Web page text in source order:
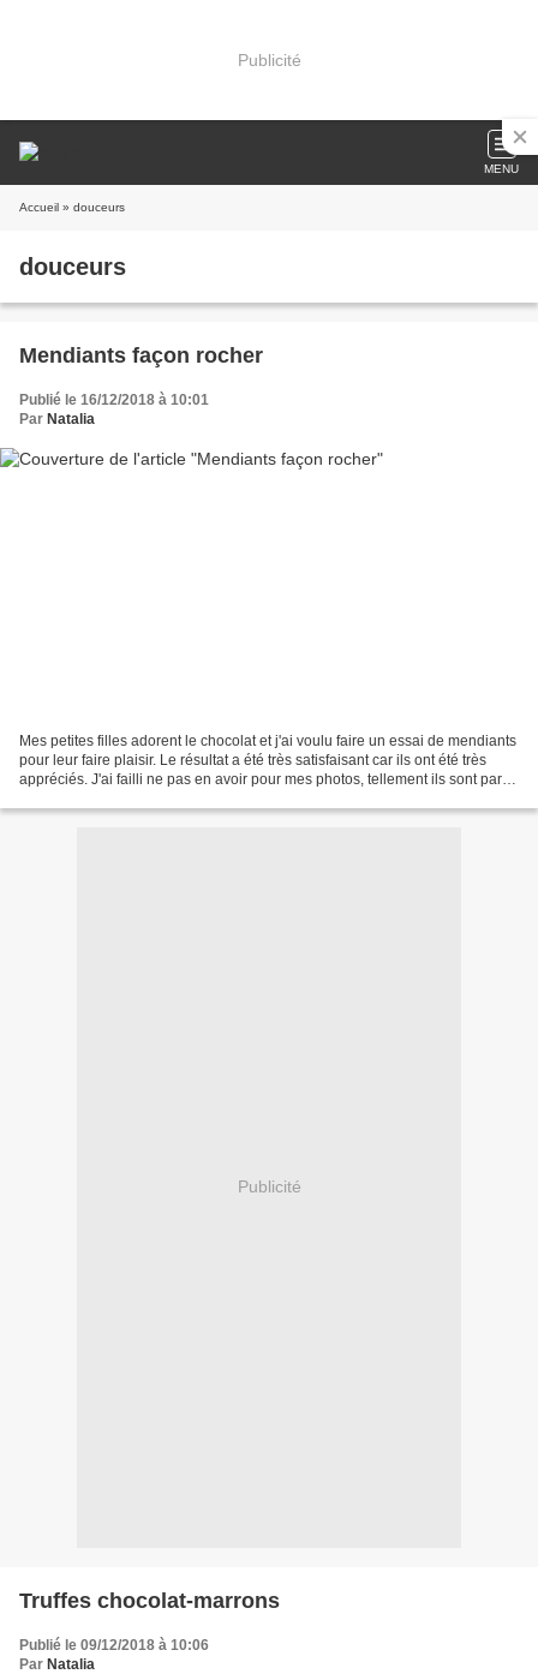
Publicité
MENU
Accueil » douceurs
douceurs
Mendiants façon rocher
Publié le 16/12/2018 à 10:01
Par Natalia
Mes petites filles adorent le chocolat et j'ai voulu faire un essai de mendiants
pour leur faire plaisir. Le résultat a été très satisfaisant car ils ont été très
appréciés. J'ai failli ne pas en avoir pour mes photos, tellement ils sont partis
Publicité
Truffes chocolat-marrons
Publié le 09/12/2018 à 10:06
Par Natalia